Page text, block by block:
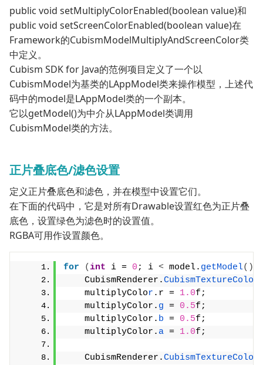
public void setMultiplyColorEnabled(boolean value)和
public void setScreenColorEnabled(boolean value)在
Framework的CubismModelMultiplyAndScreenColor类
中定义。
Cubism SDK for Java的范例项目定义了一个以
CubismModel为基类的LAppModel类来操作模型，上述代
码中的model是LAppModel类的一个副本。
它以getModel()为中介从LAppModel类调用
CubismModel类的方法。
正片叠底色/滤色设置
定义正片叠底色和滤色，并在模型中设置它们。
在下面的代码中，它是对所有Drawable设置红色为正片叠
底色，设置绿色为滤色时的设置值。
RGBA可用作设置颜色。
for (int i = 0 ; i < model. getModel()
    CubismRenderer.
CubismTextureColor
    multiplyColo
r .r = 1.0f;
    multiplyColor.
g = 0.5f;
    multiplyColor.
b = 0.5f;
    multiplyColor.
a = 1.0f;
    CubismRenderer.
CubismTextureColor